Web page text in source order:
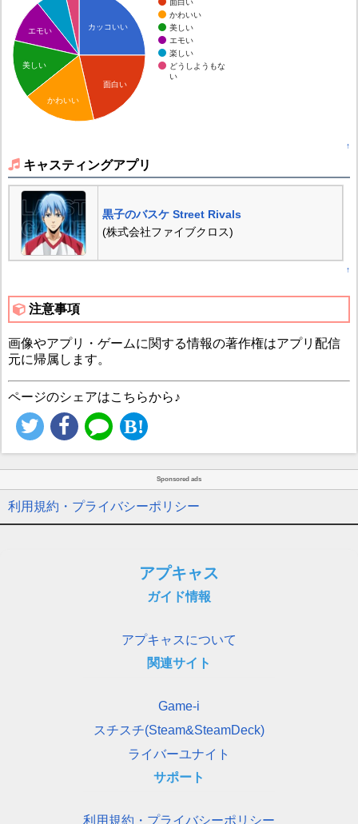
かわいい
美しい
エモい
楽しい
どうしようもな
い
カッコいい
面白い
エモい
美しい
かわいい
↑
キャスティングアプリ
黒子のバスケ Street Rivals
(株式会社ファイブクロス)
↑
注意事項
画像やアプリ・ゲームに関する情報の著作権はアプリ配信
元に帰属します。
ページのシェアはこちらから♪
Sponsored ads
利用規約・プライバシーポリシー
アプキャス
ガイド情報
アプキャスについて
関連サイト
Game-i
スチスチ(Steam&SteamDeck)
ライバーユナイト
サポート
利用規約・プライバシーポリシー